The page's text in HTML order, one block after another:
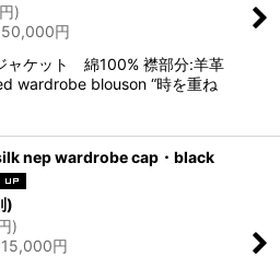
円)
50,000円
ャケット 綿100% 襟部分:羊革
wardrobe blouson “時を重ね
nep wardrobe cap・black
)
円)
15,000円